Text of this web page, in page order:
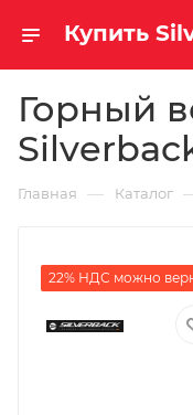
Горный
Главная — Каталог
22% НДС можно